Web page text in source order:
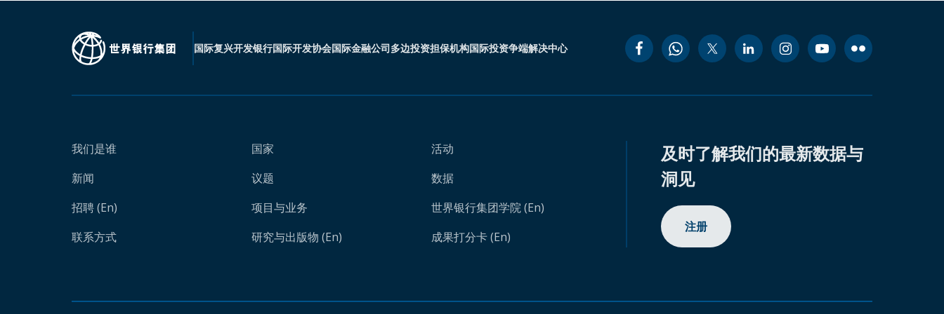
国际复兴开发银行国际开发协会国际金融公司多边投资担保机构国际投资争端解决中心
我们是谁
新闻
招聘 (En)
联系方式
国家
议题
项目与业务
研究与出版物 (En)
活动
数据
世界银行集团学院 (En)
成果打分卡 (En)
及时了解我们的最新数据与
洞见
注册